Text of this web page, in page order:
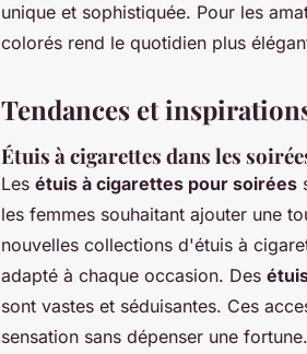
unique et sophistiquée. Pour les
colorés rend le quotidien plus
Tendances et
Étuis à cigarettes dans les
Les étuis à cigarettes pour soirées
les femmes souhaitant ajouter une
nouvelles collections d'étuis à
adapté à chaque occasion. Des
sont vastes et séduisantes. Ces
sensation sans dépenser une fortune.